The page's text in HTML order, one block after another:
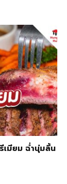
มียม ฉ่ำนุ่มลิ้น